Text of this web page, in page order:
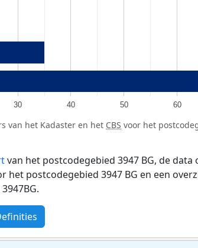
30 40 50 60
van het Kadaster en het CBS voor het
van het postcodegebied 3947 BG, de data
het postcodegebied 3947 BG en een